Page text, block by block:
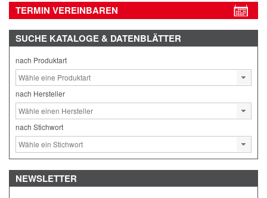
TERMIN VEREINBAREN
SUCHE KATALOGE & DATENBLÄTTER
nach Produktart
nach Hersteller
nach Stichwort
NEWSLETTER